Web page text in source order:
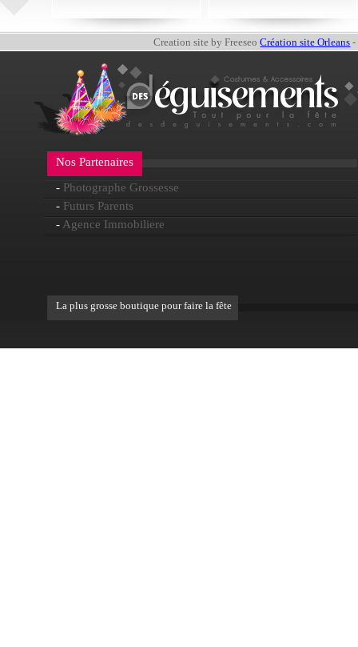
Creation site by FreeseoCréation site Orleans -
Nos Partenaires
- Photographe Grossesse
- Futurs Parents
- Agence Immobiliere
La plus grosse boutique pour faire la fête